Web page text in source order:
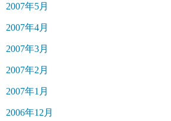
2007年5月
2007年4月
2007年3月
2007年2月
2007年1月
2006年12月